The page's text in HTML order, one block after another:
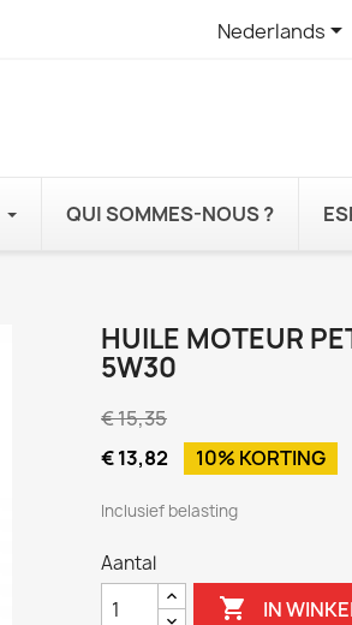
Nederlands
QUI SOMMES-NOUS ?
HUILE MOTEUR
5W30
€ 15,35
€ 13,82
10% KORTING
Inclusief belasting
Aantal
 IN